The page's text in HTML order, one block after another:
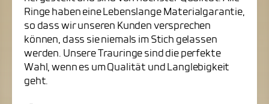
Ringe haben eine Lebenslange Materialgarantie,
so dass wir unseren Kunden versprechen
können, dass sie niemals im Stich gelassen
werden. Unsere Trauringe sind die perfekte
Wahl, wenn es um Qualität und Langlebigkeit
geht.